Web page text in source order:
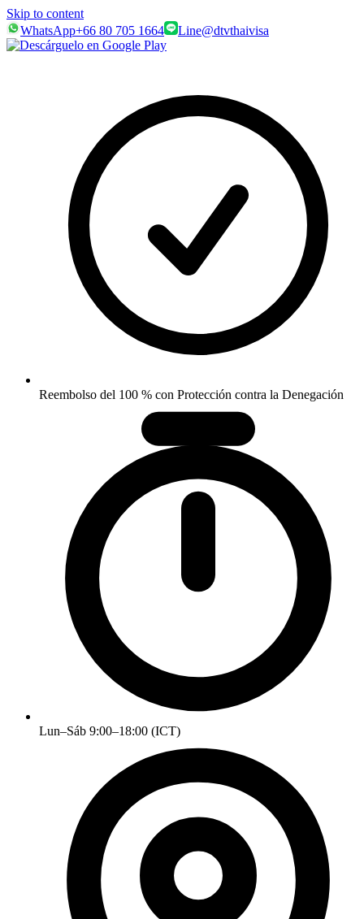
Skip to content
WhatsApp+66 80 705 1664 Line@dtvthaivisa
Reembolso del 100 % con Protección contra la Denegación
Lun–Sáb 9:00–18:00 (ICT)